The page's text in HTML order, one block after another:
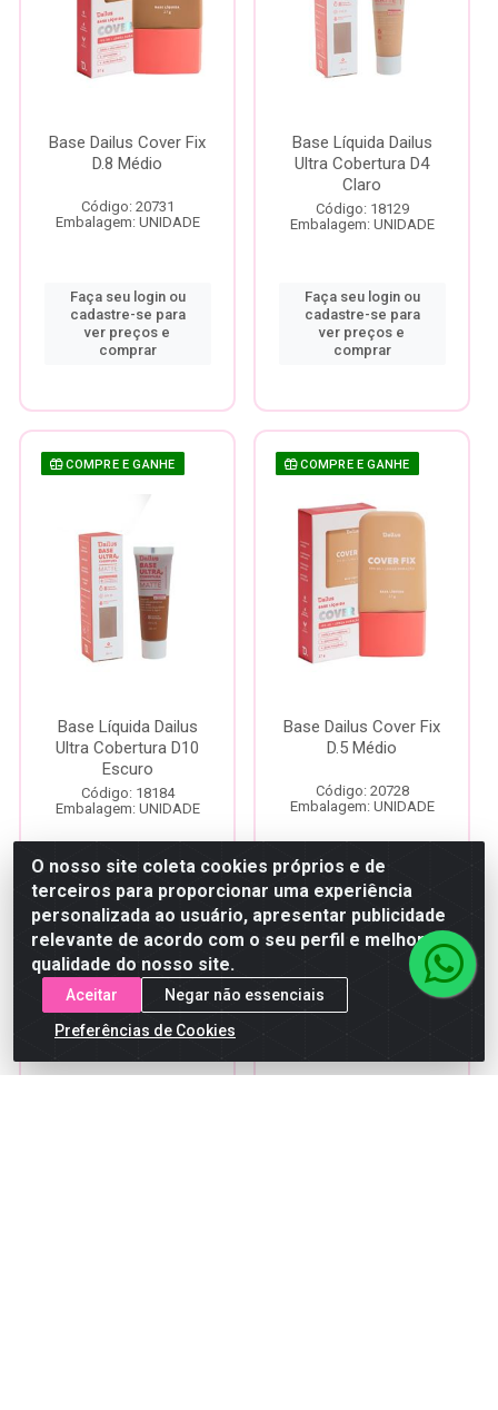
Base Dailus Cover Fix
D.8 Médio
Código: 20731
Embalagem: UNIDADE
Faça seu login ou
cadastre-se para
ver preços e
comprar
Base Líquida Dailus
Ultra Cobertura D4
Claro
Código: 18129
Embalagem: UNIDADE
Faça seu login ou
cadastre-se para
ver preços e
comprar
COMPRE E GANHE
Base Líquida Dailus
Ultra Cobertura D10
Escuro
Código: 18184
Embalagem: UNIDADE
Faça seu login ou
cadastre-se para
ver preços e
comprar
COMPRE E GANHE
Base Dailus Cover Fix
D.5 Médio
Código: 20728
Embalagem: UNIDADE
Faça seu login ou
cadastre-se para
ver preços e
comprar
O nosso site coleta cookies próprios e de
terceiros para proporcionar uma experiência
personalizada ao usuário, apresentar publicidade
relevante de acordo com o seu perfil e melhorar a
qualidade do nosso site.
Aceitar
Negar não essenciais
Preferências de Cookies